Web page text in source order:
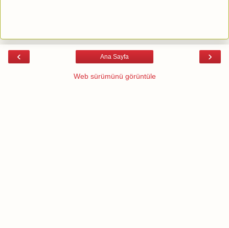
‹ ›
Ana Sayfa
Web sürümünü görüntüle